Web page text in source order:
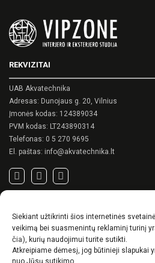
Siekiant užtikrinti šios internetinės
veikimą bei suasmenintų reklaminį turinį
čia), kurių naudojimui turite sutikti.
Atkreipiame dėmesį, jog būtinieji slapukai
nuo Jūsų sutikimo.
REKVIZITAI
UAB Akvatechnika
Adresas: Dunojaus g. 20, Vilnius
Įmonės kodas: 124389034
PVM kodas: LT243890314
Telefonas: 0 5 270 9695
El. paštas: info@akvatechnika.lt
Privatumo politika
Pirkimo sąlygos
Prekių pristatymo / grąžinimo sąlygos